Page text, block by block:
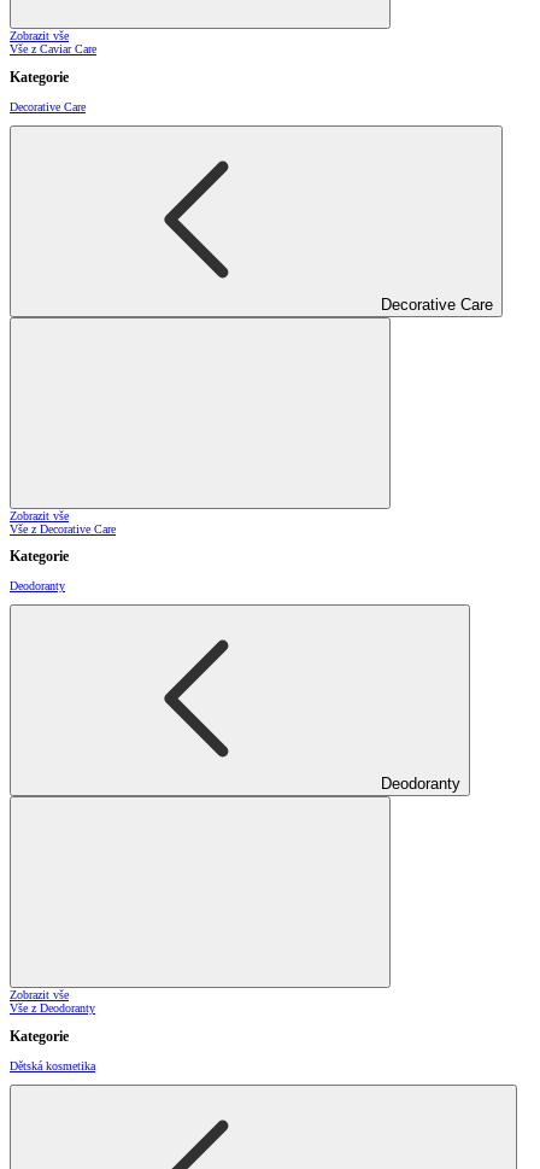
Zobrazit vše
Vše z Caviar Care
Kategorie
Decorative Care
Decorative Care
Zobrazit vše
Vše z Decorative Care
Kategorie
Deodoranty
Deodoranty
Zobrazit vše
Vše z Deodoranty
Kategorie
Dětská kosmetika